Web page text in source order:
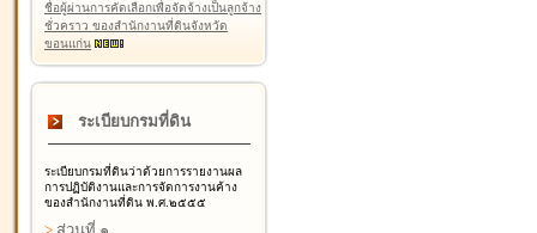
ชื่อผู้ผ่านการคัดเลือกเพื่อจัดจ้างเป็นลูกจ้าง
ชั่วคราว ของสำนักงานที่ดินจังหวัด
ขอนแก่น
ระเบียบกรมที่ดิน
ระเบียบกรมที่ดินว่าด้วยการรายงานผล
การปฏิบัติงานและการจัดการงานค้าง
ของสำนักงานที่ดิน พ.ศ.๒๕๕๕